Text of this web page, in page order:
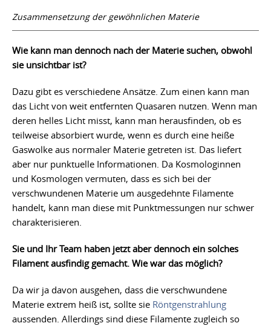
Zusammensetzung der gewöhnlichen Materie
Wie kann man dennoch nach der Materie suchen, obwohl
sie unsichtbar ist?
Dazu gibt es verschiedene Ansätze. Zum einen kann man
das Licht von weit entfernten Quasaren nutzen. Wenn man
deren helles Licht misst, kann man herausfinden, ob es
teilweise absorbiert wurde, wenn es durch eine heiße
Gaswolke aus normaler Materie getreten ist. Das liefert
aber nur punktuelle Informationen. Da Kosmologinnen
und Kosmologen vermuten, dass es sich bei der
verschwundenen Materie um ausgedehnte Filamente
handelt, kann man diese mit Punktmessungen nur schwer
charakterisieren.
Sie und Ihr Team haben jetzt aber dennoch ein solches
Filament ausfindig gemacht. Wie war das möglich?
Da wir ja davon ausgehen, dass die verschwundene
Materie extrem heiß ist, sollte sie Röntgenstrahlung
aussenden. Allerdings sind diese Filamente zugleich so